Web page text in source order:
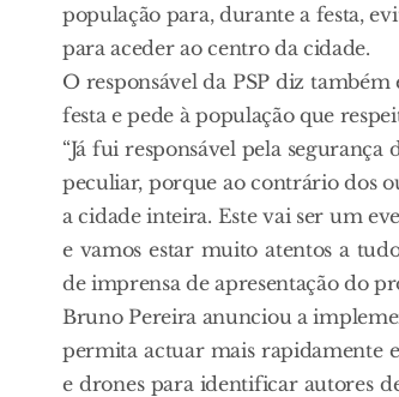
população para, durante a festa,
para aceder ao centro da cidade.
O responsável da PSP diz
festa e pede à população que
“Já fui responsável pela
peculiar, porque ao contrário dos
a cidade inteira. Este vai ser um
e vamos estar muito atentos a
de imprensa de apresentação do
Bruno Pereira anunciou a
permita actuar mais rapidamente
e drones para identificar autores